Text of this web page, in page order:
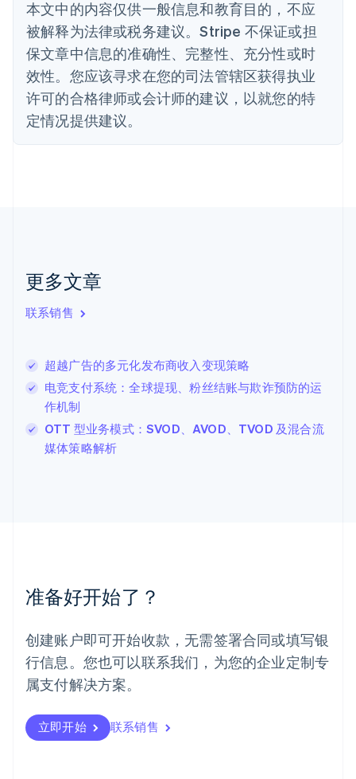
本文中的内容仅供一般信息和教育目的，不应
被解释为法律或税务建议。Stripe 不保证或担
保文章中信息的准确性、完整性、充分性或时
效性。您应该寻求在您的司法管辖区获得执业
许可的合格律师或会计师的建议，以就您的特
定情况提供建议。
更多文章
联系销售
超越广告的多元化发布商收入变现策略
电竞支付系统：全球提现、粉丝结账与欺诈预防的运
作机制
OTT 型业务模式：SVOD、AVOD、TVOD 及混合流
媒体策略解析
准备好开始了？
创建账户即可开始收款，无需签署合同或填写银
行信息。您也可以联系我们，为您的企业定制专
属支付解决方案。
立即开始 联系销售
波兰
English
丹麦
English
德国
Deutsch English
法国
FrançaisEnglish
芬兰
克罗地亚
EnglishItaliano
拉脱维亚
English
列支敦士登
DeutschEnglish
卢森堡
Français
罗马尼亚
English
挪威
葡萄牙
Português English
日本
日本語English
瑞典
瑞士
DeutschFrançais